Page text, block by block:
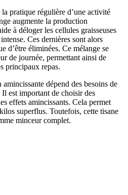
pratique régulière d’une activité
augmente la production
à déloger les cellules graisseuses
Ces dernières sont alors
d’être éliminées. Ce mélange se
de journée, permettant ainsi de
principaux repas.
dépend des besoins de
est important de choisir des
effets amincissants. Cela permet
superflus. Toutefois, cette tisane
minceur complet.